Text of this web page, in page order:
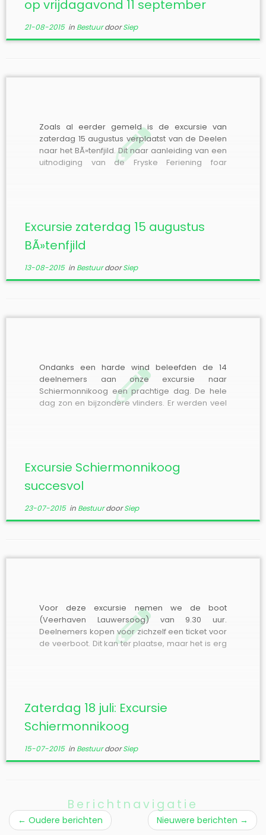
op vrijdagavond 11 september
21-08-2015in BestuurdoorSiep
Zoals al eerder gemeld is de excursie van
zaterdag 15 augustus verplaatst van de Deelen
naar het BÃ»tenfjild. Dit naar aanleiding van een
uitnodiging van de Fryske Feriening foar
Excursie zaterdag 15 augustus
BÃ»tenfjild
13-08-2015in BestuurdoorSiep
Ondanks een harde wind beleefden de 14
deelnemers aan onze excursie naar
Schiermonnikoog een prachtige dag. De hele
dag zon en bijzondere vlinders. Er werden veel
Excursie Schiermonnikoog
succesvol
23-07-2015in BestuurdoorSiep
Voor deze excursie nemen we de boot
(Veerhaven Lauwersoog) van 9.30 uur.
Deelnemers kopen voor zichzelf een ticket voor
de veerboot. Dit kan ter plaatse, maar het is erg
Zaterdag 18 juli: Excursie
Schiermonnikoog
15-07-2015in BestuurdoorSiep
Berichtnavigatie
← Oudere berichten Nieuwere berichten →